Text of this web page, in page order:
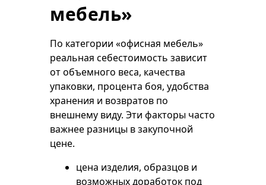
мебель»
По категории «офисная мебель»
реальная себестоимость зависит
от объемного веса, качества
упаковки, процента боя, удобства
хранения и возвратов по
внешнему виду. Эти факторы часто
важнее разницы в закупочной
цене.
цена изделия, образцов и
возможных доработок под